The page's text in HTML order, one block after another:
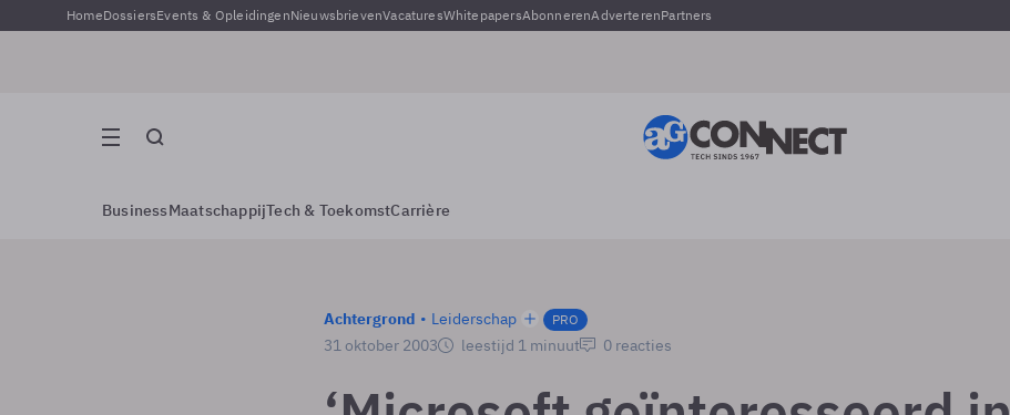
HomeDossiersEvents & OpleidingenNieuwsbrievenVacaturesWhitepapersAbonnerenAdverterenPartners
BusinessMaatschappijTech & ToekomstCarrière
Achtergrond Leiderschap PRO
31 oktober 2003 leestijd 1 minuut 0 reacties